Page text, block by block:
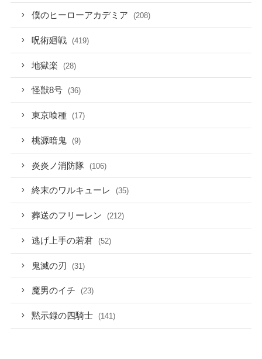
僕のヒーローアカデミア (208)
呪術廻戦 (419)
地獄楽 (28)
怪獣8号 (36)
東京喰種 (17)
桃源暗鬼 (9)
炎炎ノ消防隊 (106)
終末のワルキューレ (35)
葬送のフリーレン (212)
逃げ上手の若君 (52)
鬼滅の刃 (31)
魔男のイチ (23)
黙示録の四騎士 (141)